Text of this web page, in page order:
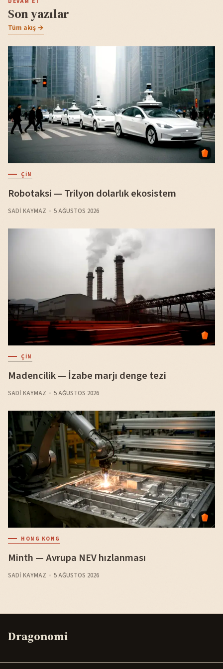
Son yazılar
Tüm akış →
ÇIN
Robotaksi — Trilyon dolarlık ekosistem
SADI KAYMAZ 5 AĞUSTOS 2026
ÇIN
Madencilik — İzabe marjı denge tezi
SADI KAYMAZ 5 AĞUSTOS 2026
HONG KONG
Minth — Avrupa NEV hızlanması
SADI KAYMAZ 5 AĞUSTOS 2026
Dragonomi